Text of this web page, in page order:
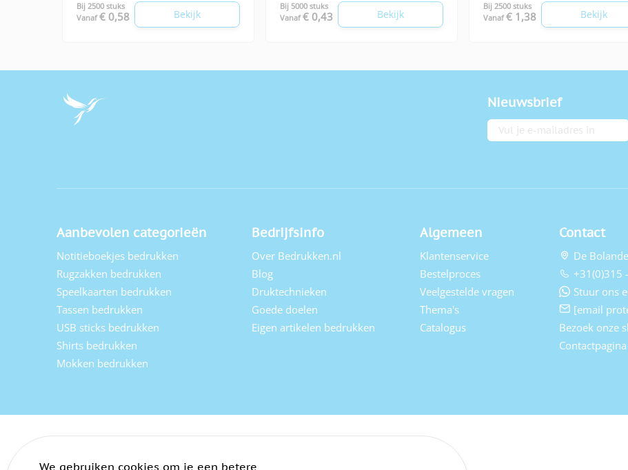
Bij 2500 stuks
Vanaf € 0,58 Bekijk
Bij 5000 stuks
Vanaf € 0,43 Bekijk
Bij 2500 stuks
Vanaf € 1,38 Bekijk
Nieuwsbrief
E-mailadres
Aanbevolen categorieën
Notitieboekjes bedrukken
Rugzakken bedrukken
Speelkaarten bedrukken
Tassen bedrukken
USB sticks bedrukken
Shirts bedrukken
Mokken bedrukken
Bedrijfsinfo
Over Bedrukken.nl
Blog
Druktechnieken
Goede doelen
Eigen artikelen bedrukken
Algemeen
Klantenservice
Bestelproces
Veelgestelde vragen
Thema's
Catalogus
Contact
De
+31(0)315
Stuur ons
[email
Bezoek onze
Contactpagina
We gebruiken cookies om je een betere